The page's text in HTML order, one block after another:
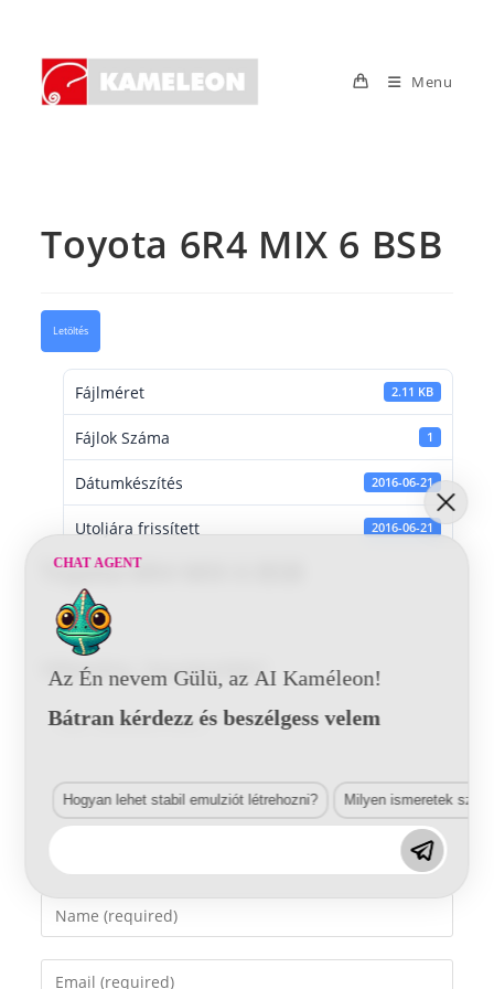
content
Menu
Toyota 6R4 MIX 6 BSB
Letöltés
Fájlméret 2.11 KB
Fájlok Száma 1
Dátumkészítés 2016-06-21
Utoljára frissített 2016-06-21
Toyota 6R4 MIX 6 BSB
Vélemény, hozzászólás?
Comment
Enter
your
name
Enter
CHAT AGENT
Az Én nevem Gülü, az AI Kaméleon!
Bátran kérdezz és beszélgess velem
Hogyan lehet stabil emulziót létrehozni? Milyen ismeretek